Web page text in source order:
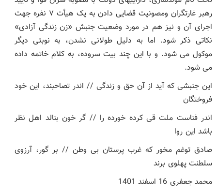
رهبر غارتگران ومصونیت قضایی دادن به یک هیأت ۷ نفره جهت
اجرای آن و نیز هم در مورد وضعیت جنبش «زن زندگی آزادی»
نکاتی ذکر شود. اما به دلیل طولانی نشدن، به نوبتی دیگر
موکول می شود. و با این چند بیت سروده، به کلام خاتمه داده
می شود.
این جنبشی که آید از آن حق و زندگی // اندر تصاحبند، این خود
فروختگان
اندر فناست ملت قی کرده خورده را // گر خون بنالد اهل نظر
باشد این روا
صادق توغم مخور که غرب پرستان بی وطن // بر گور، آرزوی
سلطنت پهلوی برند
محمد جعفری 16 اسفند 1401